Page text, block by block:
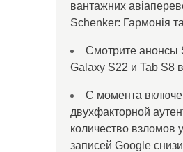
вантажних
Schenker: Гармонія
Смотрите анонсы
Galaxy S22 и Tab S8
С момента
двухфакторной
количество взломов
записей Google